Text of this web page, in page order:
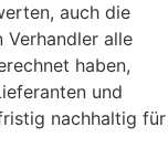
auch die
Verhandler alle
haben,
und
nachhaltig für